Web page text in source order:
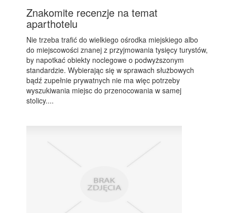
Znakomite recenzje na temat
aparthotelu
Nie trzeba trafić do wielkiego ośrodka miejskiego albo
do miejscowości znanej z przyjmowania tysięcy turystów,
by napotkać obiekty noclegowe o podwyższonym
standardzie. Wybierając się w sprawach służbowych
bądź zupełnie prywatnych nie ma więc potrzeby
wyszukiwania miejsc do przenocowania w samej
stolicy....